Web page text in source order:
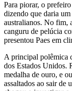
Para piorar, o
dizendo que daria
australianos. No fim,
canguru de pelúcia
presentou Paes em
A principal polêmica
dos Estados Unidos.
medalha de ouro, e
assaltados ao sair de